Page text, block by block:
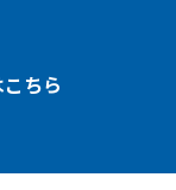
ちら